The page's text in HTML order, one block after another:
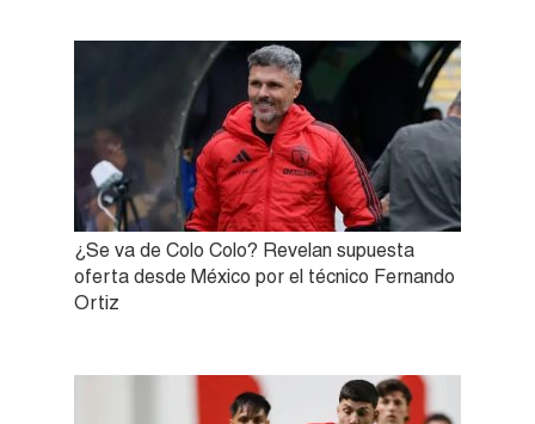
¿Se va de Colo Colo? Revelan supuesta
oferta desde México por el técnico Fernando
Ortiz